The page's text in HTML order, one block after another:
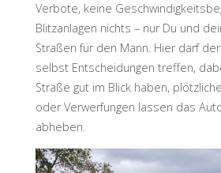
Verbote, keine
Blitzanlagen nichts – nur Du und
Straßen für den Mann. Hier darf
selbst Entscheidungen treffen,
Straße gut im Blick haben,
oder Verwerfungen lassen das
abheben.